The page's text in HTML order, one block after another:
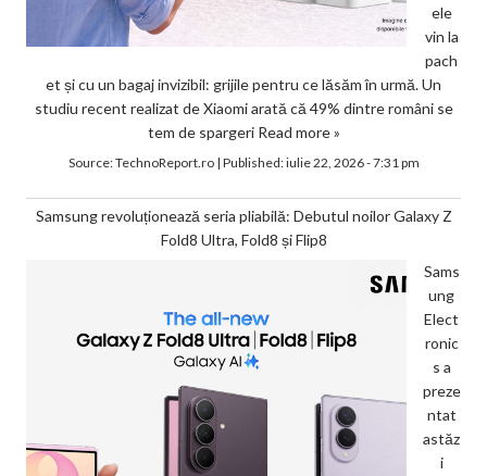
ele
vin la
pach
et și cu un bagaj invizibil: grijile pentru ce lăsăm în urmă. Un
studiu recent realizat de Xiaomi arată că 49% dintre români se
tem de spargeri Read more »
Source:TechnoReport.ro| Published:iulie 22, 2026 - 7:31 pm
Samsung revoluționează seria pliabilă: Debutul noilor Galaxy Z
Fold8 Ultra, Fold8 și Flip8
Sams
ung
Elect
ronic
s a
preze
ntat
astăz
i